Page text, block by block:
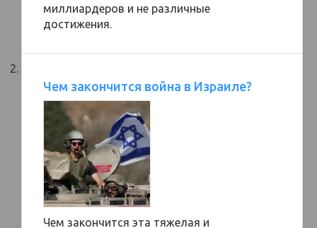
миллиардеров и не различные
достижения.
Чем закончится война в Израиле?
Чем закончится эта тяжелая и